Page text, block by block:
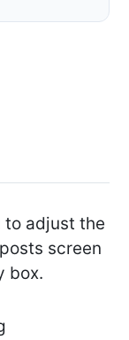
to adjust the
screen
box.